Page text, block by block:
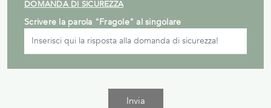
DOMANDA DI SICUREZZA
Scrivere la parola "Fragole" al singolare
Invia